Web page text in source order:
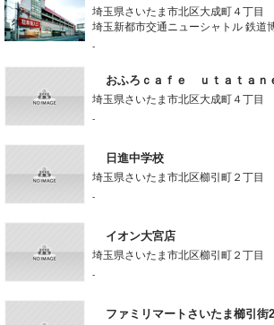
埼玉県さいたま市北区大成町４丁目
埼玉新都市交通ニューシャトル 鉄道
-
おふろｃａｆｅ ｕｔａｔａｎ
埼玉県さいたま市北区大成町４丁目
-
日進中学校
埼玉県さいたま市北区櫛引町２丁目
-
イオン大宮店
埼玉県さいたま市北区櫛引町２丁目
-
ファミリマートさいたま櫛引街